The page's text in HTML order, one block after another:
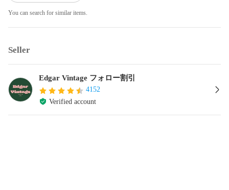
You can search for similar items.
Seller
Edgar Vintage フォロー割引
4152
Verified account